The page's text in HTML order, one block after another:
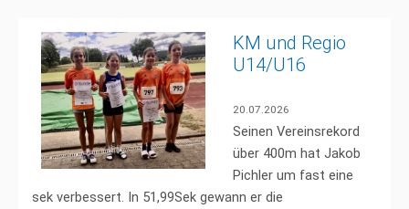
KM und Regio
U14/U16
20.07.2026
Seinen Vereinsrekord
über 400m hat Jakob
Pichler um fast eine
sek verbessert. In 51,99Sek gewann er die